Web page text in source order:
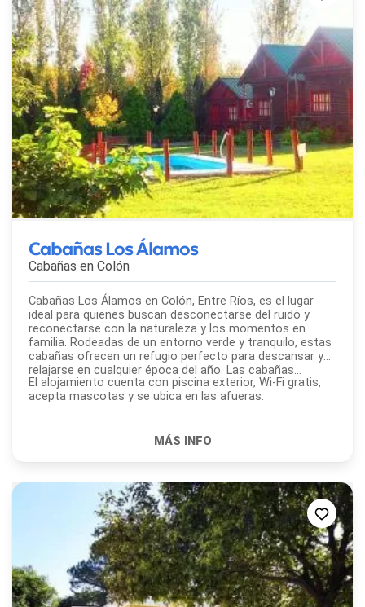
Cabañas Los Álamos
Cabañas en Colón
Cabañas Los Álamos en Colón, Entre Ríos, es el lugar
ideal para quienes buscan desconectarse del ruido y
reconectarse con la naturaleza y los momentos en
familia. Rodeadas de un entorno verde y tranquilo, estas
cabañas ofrecen un refugio perfecto para descansar y
relajarse en cualquier época del año. Las cabañas...
El alojamiento cuenta con piscina exterior, Wi-Fi gratis,
acepta mascotas y se ubica en las afueras.